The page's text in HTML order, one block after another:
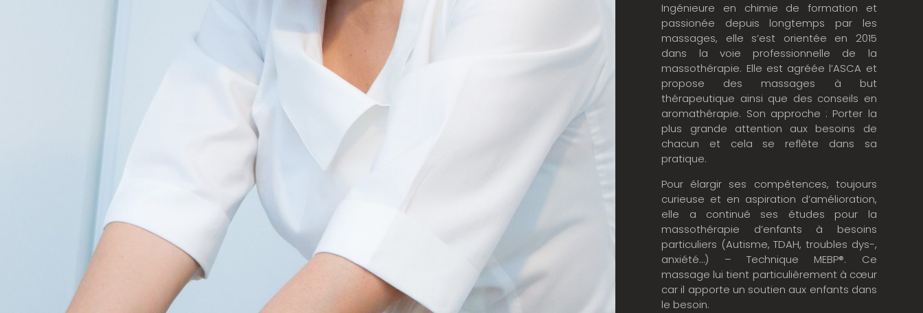
Ingénieure en chimie de formation et
passionée depuis longtemps par les
massages, elle s’est orientée en 2015
dans la voie professionnelle de la
massothérapie. Elle est agréée l’ASCA et
propose des massages à but
thérapeutique ainsi que des conseils en
aromathérapie. Son approche : Porter la
plus grande attention aux besoins de
chacun et cela se reflète dans sa
pratique.
Pour élargir ses compétences, toujours
curieuse et en aspiration d’amélioration,
elle a continué ses études pour la
massothérapie d’enfants à besoins
particuliers (Autisme, TDAH, troubles dys-,
anxiété…) – Technique MEBP®️. Ce
massage lui tient particulièrement à cœur
car il apporte un soutien aux enfants dans
le besoin.